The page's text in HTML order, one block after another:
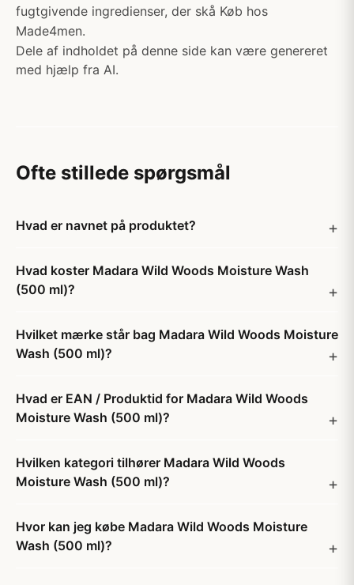
fugtgivende ingredienser, der skå Køb hos
Made4men.
Dele af indholdet på denne side kan være genereret
med hjælp fra AI.
Ofte stillede spørgsmål
Hvad er navnet på produktet?
Hvad koster Madara Wild Woods Moisture Wash
(500 ml)?
Hvilket mærke står bag Madara Wild Woods Moisture
Wash (500 ml)?
Hvad er EAN / Produktid for Madara Wild Woods
Moisture Wash (500 ml)?
Hvilken kategori tilhører Madara Wild Woods
Moisture Wash (500 ml)?
Hvor kan jeg købe Madara Wild Woods Moisture
Wash (500 ml)?